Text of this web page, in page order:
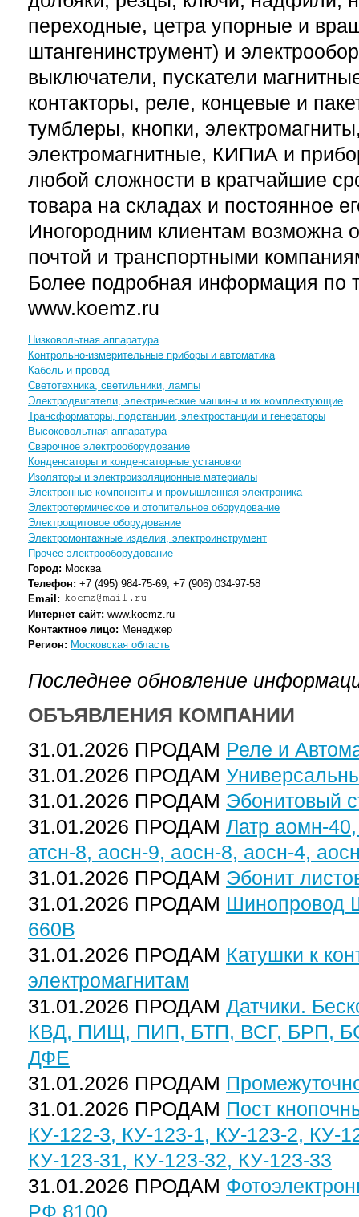
переходные, цетра упорные и
штангенинструмент) и
выключатели, пускатели
контакторы, реле, концевые и
тумблеры, кнопки,
электромагнитные, КИПиА и
любой сложности в кратчайшие
товара на складах и постоянное
Иногородним клиентам возможна
почтой и транспортными
Более подробная информация по
www.koemz.ru
Низковольтная аппаратура
Контрольно-измерительные приборы и автоматика
Кабель и провод
Светотехника, светильники, лампы
Электродвигатели, электрические машины и их комплектующие
Трансформаторы, подстанции, электростанции и генераторы
Высоковольтная аппаратура
Сварочное электрооборудование
Конденсаторы и конденсаторные установки
Изоляторы и электроизоляционные материалы
Электронные компоненты и промышленная электроника
Электротермическое и отопительное оборудование
Электрощитовое оборудование
Электромонтажные изделия, электроинструмент
Прочее электрооборудование
Город: Москва
Телефон: +7 (495) 984-75-69, +7 (906) 034-97-58
Email:
Интернет сайт: www.koemz.ru
Контактное лицо: Менеджер
Регион: Московская область
Последнее обновление
ОБЪЯВЛЕНИЯ КОМПАНИИ
31.01.2026 ПРОДАМ Реле и
31.01.2026 ПРОДАМ
31.01.2026 ПРОДАМ Эбонитовый
31.01.2026 ПРОДАМ Латр аомн-
атсн-8, аосн-9, аосн-8, аосн-4,
31.01.2026 ПРОДАМ Эбонит
31.01.2026 ПРОДАМ Шинопровод
660В
31.01.2026 ПРОДАМ Катушки к
электромагнитам
31.01.2026 ПРОДАМ Датчики.
КВД, ПИЩ, ПИП, БТП, ВСГ, БРП,
ДФЕ
31.01.2026 ПРОДАМ
31.01.2026 ПРОДАМ Пост
КУ-122-3, КУ-123-1, КУ-123-2, КУ-
КУ-123-31, КУ-123-32, КУ-123-33
31.01.2026 ПРОДАМ
РФ 8100